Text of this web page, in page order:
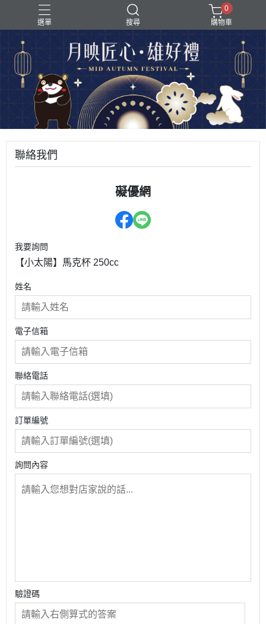
選單 搜尋
0
購物車
聯絡我們
礙優網
我要詢問
【小太陽】馬克杯 250cc
姓名
電子信箱
聯絡電話
訂單編號
詢問內容
驗證碼